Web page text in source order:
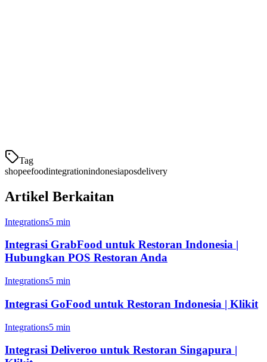
Tag
shopeefoodintegrationindonesiaposdelivery
Artikel Berkaitan
Integrations5 min
Integrasi GrabFood untuk Restoran Indonesia |
Hubungkan POS Restoran Anda
Integrations5 min
Integrasi GoFood untuk Restoran Indonesia | Klikit
Integrations5 min
Integrasi Deliveroo untuk Restoran Singapura |